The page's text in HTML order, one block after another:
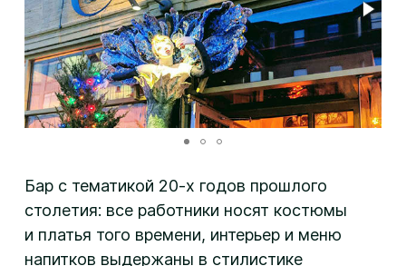
Бар с тематикой 20-х годов прошлого
столетия: все работники носят костюмы
и платья того времени, интерьер и меню
напитков выдержаны в стилистике